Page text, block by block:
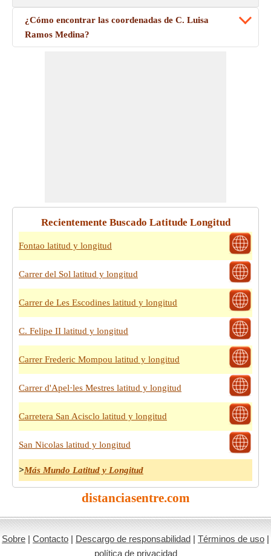
¿Cómo encontrar las coordenadas de C. Luisa
Ramos Medina?
Recientemente Buscado Latitude Longitud
Fontao latitud y longitud
Carrer del Sol latitud y longitud
Carrer de Les Escodines latitud y longitud
C. Felipe II latitud y longitud
Carrer Frederic Mompou latitud y longitud
Carrer d'Apel·les Mestres latitud y longitud
Carretera San Acisclo latitud y longitud
San Nicolas latitud y longitud
>Más Mundo Latitud y Longitud
distanciasentre.com
Sobre | Contacto | Descargo de responsabilidad | Términos de uso |
política de privacidad